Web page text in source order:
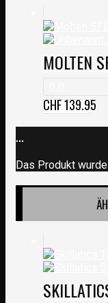
MOLTEN
CHF139.95
...
Das Produkt